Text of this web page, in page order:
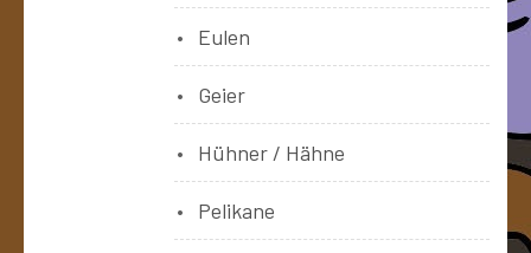
Eulen
Geier
Hühner / Hähne
Pelikane